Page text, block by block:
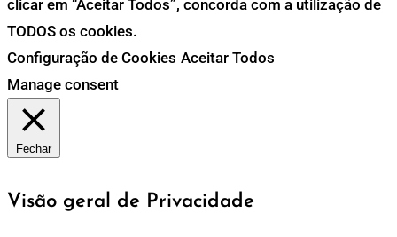
clicar em “Aceitar Todos”, concorda com a utilização de
TODOS os cookies.
Configuração de Cookies Aceitar Todos
Manage consent
Fechar
Visão geral de Privacidade